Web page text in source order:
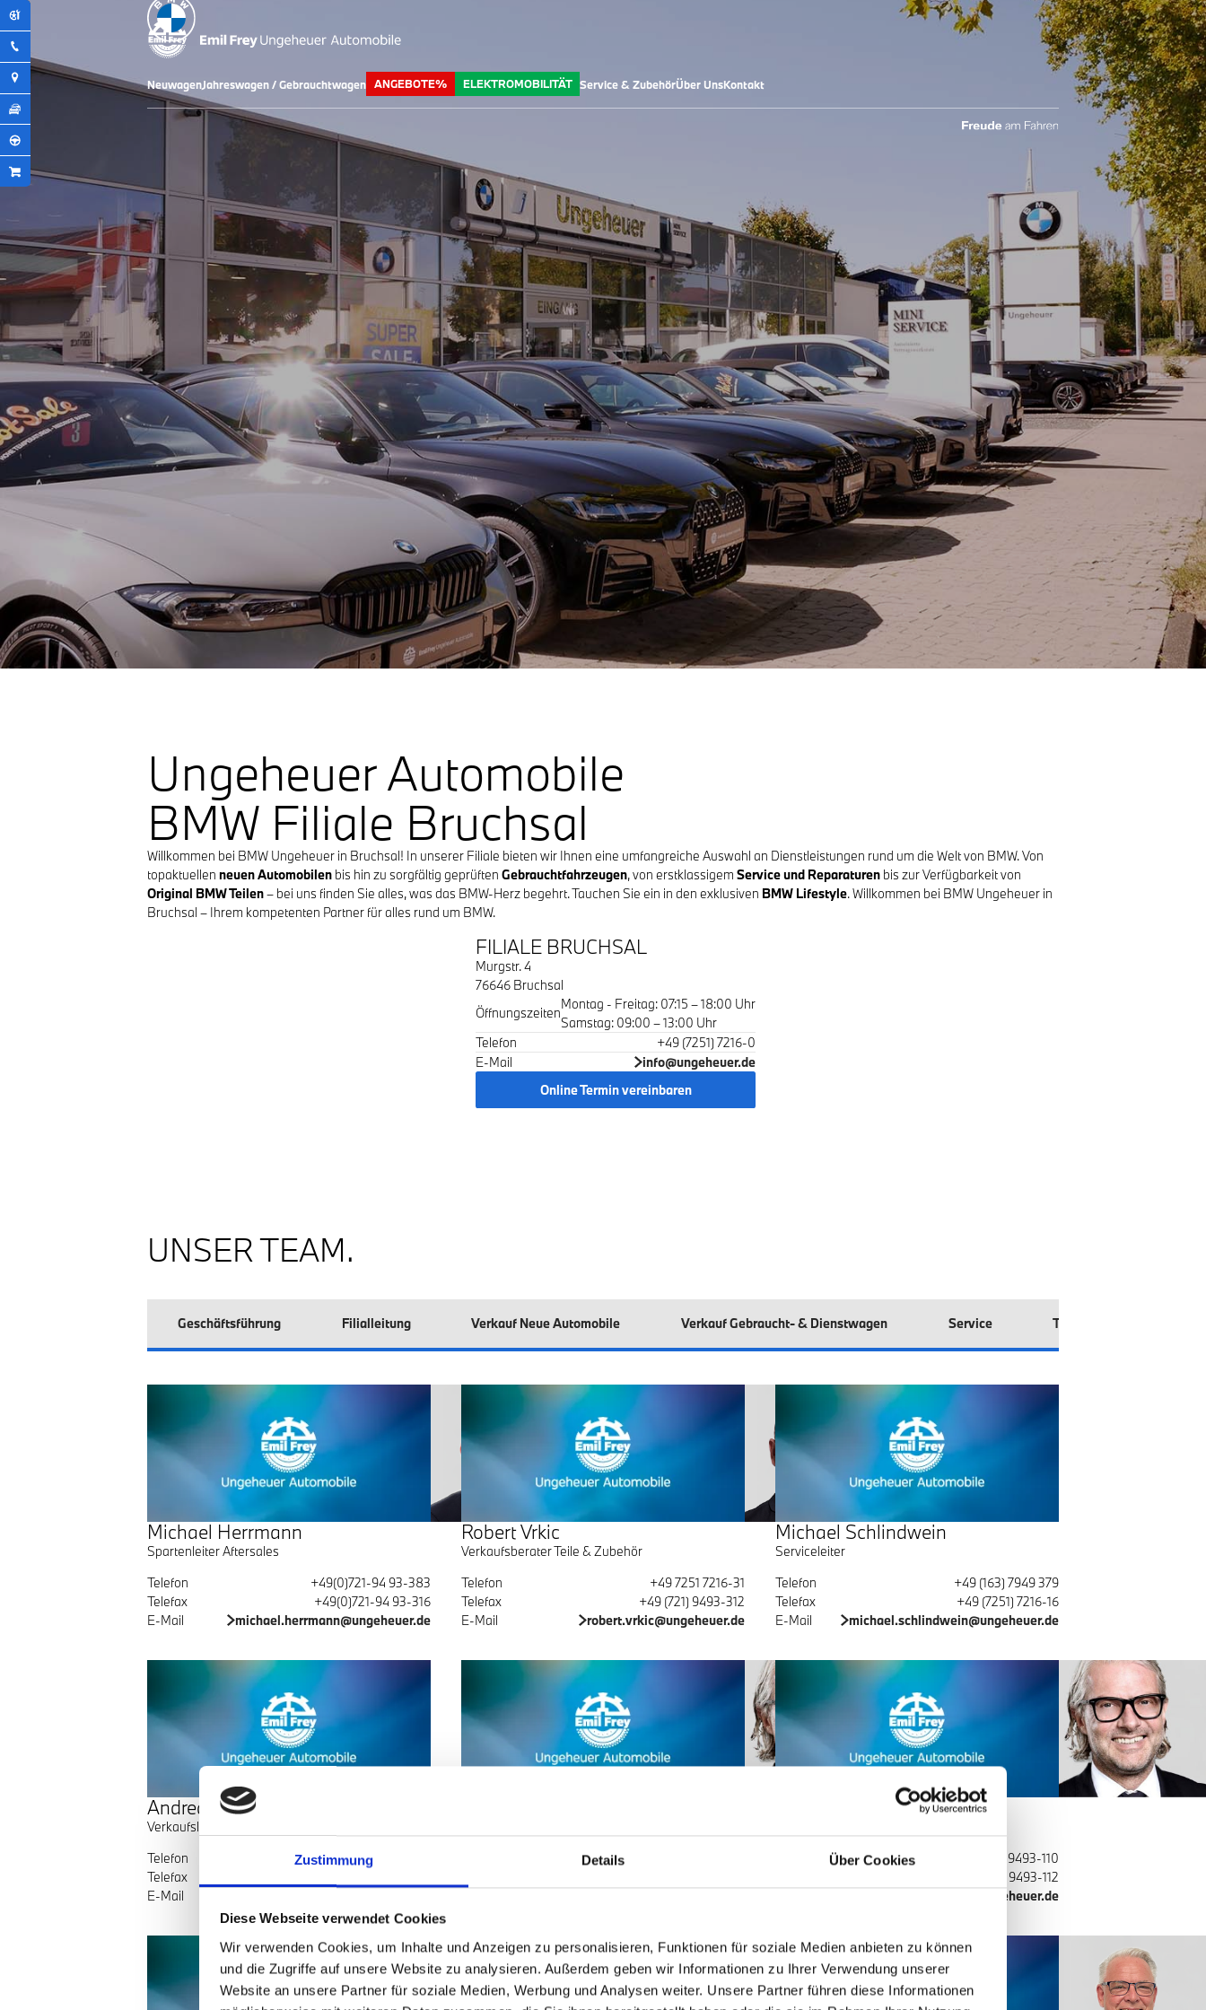
Zustimmung Details Über Cookies
Diese Webseite verwendet Cookies
Wir verwenden Cookies, um Inhalte und Anzeigen zu personalisieren, Funktionen für soziale Medien anbieten zu können
und die Zugriffe auf unsere Website zu analysieren. Außerdem geben wir Informationen zu Ihrer Verwendung unserer
Website an unsere Partner für soziale Medien, Werbung und Analysen weiter. Unsere Partner führen diese Informationen
NeuwagenJahreswagen / Gebrauchtwagen ANGEBOTE% ELEKTROMOBILITÄT Service & ZubehörÜber UnsKontakt
Ungeheuer Automobile
BMW Filiale Bruchsal
Willkommen bei BMW Ungeheuer in Bruchsal! In unserer Filiale bieten wir Ihnen eine umfangreiche Auswahl an Dienstleistungen rund um die Welt von BMW. Von
topaktuellenneuen Automobilen bis hin zu sorgfältig geprüftenGebrauchtfahrzeugen, von erstklassigemService und Reparaturen bis zur Verfügbarkeit von
Original BMW Teilen– bei uns finden Sie alles, was das BMW-Herz begehrt. Tauchen Sie ein in den exklusiven BMW Lifestyle. Willkommen bei BMW Ungeheuer in
Bruchsal – Ihrem kompetenten Partner für alles rund um BMW.
FILIALE BRUCHSAL
Murgstr. 4
76646 Bruchsal
Öffnungszeiten
Montag - Freitag: 07:15 – 18:00 Uhr
Samstag: 09:00 – 13:00 Uhr
Telefon
+49 (7251) 7216-0
E-Mail
info@ungeheuer.de
Online Termin vereinbaren
UNSER TEAM.
Geschäftsführung Filialleitung Verkauf Neue Automobile Verkauf Gebraucht- & Dienstwagen Service Teile & Zubehör
Michael Herrmann
Spartenleiter Aftersales
Telefon
+49(0)721-94 93-383
Telefax
+49(0)721-94 93-316
E-Mail
michael.herrmann@ungeheuer.de
Robert Vrkic
Verkaufsberater Teile & Zubehör
Telefon
+49 7251 7216-31
Telefax
+49 (721) 9493-312
E-Mail
robert.vrkic@ungeheuer.de
Michael Schlindwein
Serviceleiter
Telefon
+49 (163) 7949 379
Telefax
+49 (7251) 7216-16
E-Mail
michael.schlindwein@ungeheuer.de
Andreas Schleicher
Verkaufsleiter Neue Automobile
Telefon
+49 (7251) 7216-12
Telefax
E-Mail
Peter M. Schaffer
+49 (721) 9493-110
+49 (721) 9493-112
peter.schaffer@ungeheuer.de